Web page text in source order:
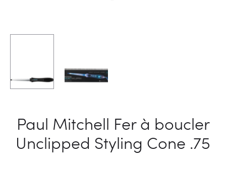
Paul Mitchell Fer à boucler
Unclipped Styling Cone .75